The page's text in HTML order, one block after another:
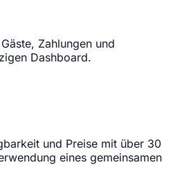
Zahlungen und
Dashboard.
und Preise mit über 30
eines gemeinsamen